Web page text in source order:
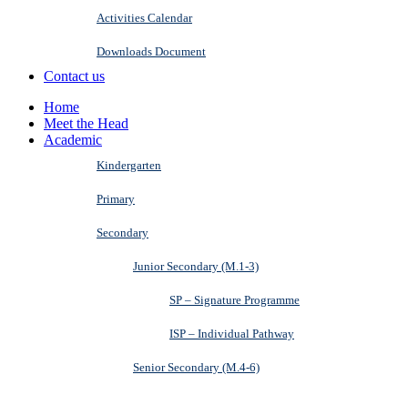
Activities Calendar
Downloads Document
Contact us
Home
Meet the Head
Academic
Kindergarten
Primary
Secondary
Junior Secondary (M.1-3)
SP – Signature Programme
ISP – Individual Pathway
Senior Secondary (M.4-6)